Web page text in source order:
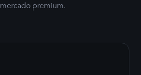
mercado premium.